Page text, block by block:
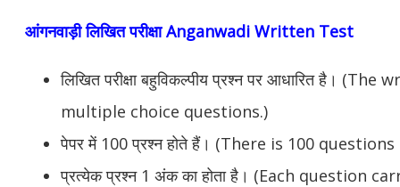
आंगनवाड़ी लिखित परीक्षा Anganwadi Written Test
लिखित परीक्षा बहुविकल्पीय प्रश्न पर आधारित है।
multiple choice questions.)
पेपर में 100 प्रश्न होते हैं। (There is 100
प्रत्येक प्रश्न 1 अंक का होता है। (Each question